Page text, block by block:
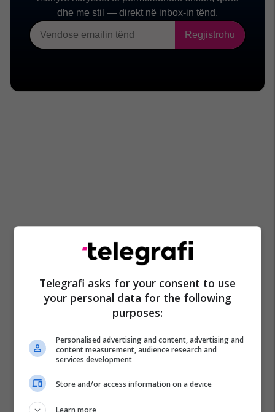
Telegrafi asks for your consent to use
your personal data for the following
purposes:
Personalised advertising and content, advertising and
content measurement, audience research and
services development
Store and/or access information on a device
Learn more